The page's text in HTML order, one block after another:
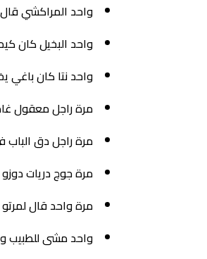
واحد المراكشي
واحد البخيل كان
واحد نتا كان
مرة راجل معقول
مرة راجل دق الباب
مرة جوج دريات
مرة واحد قال
واحد مشى للطبيب